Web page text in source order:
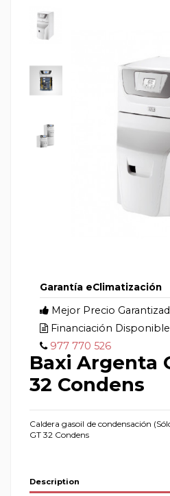
Garantía eClimatización
Mejor Precio
Financiación
977 770 526
Baxi Argenta
32 Condens
Caldera gasoil de condensación
GT 32 Condens
Description